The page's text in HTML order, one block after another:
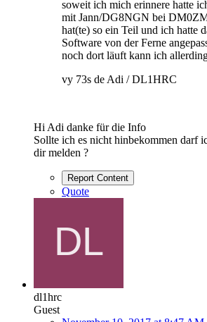
soweit ich mich erinnere hatte
mit Jann/DG8NGN bei
hat(te) so ein Teil und ich hatte
Software von der Ferne
noch dort läuft kann ich
vy 73s de Adi / DL1HRC
Hi Adi danke für die Info
Sollte ich es nicht hinbekommen darf
dir melden ?
Report Content
Quote
dl1hrc
Guest